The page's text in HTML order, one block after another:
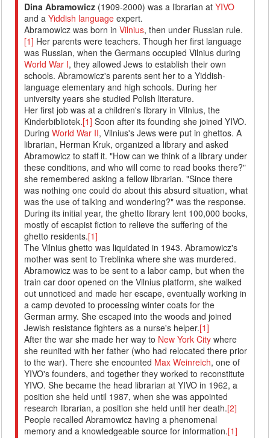
Dina Abramowicz (1909-2000) was a librarian atYIVO
and aYiddish language expert.
Abramowicz was born inVilnius, then under Russian rule.
[1] Her parents were teachers. Though her first language
was Russian, when the Germans occupied Vilnius during
World War I, they allowed Jews to establish their own
schools. Abramowicz's parents sent her to a Yiddish-
language elementary and high schools. During her
university years she studied Polish literature.
Her first job was at a children's library in Vilnius, the
Kinderbibliotek.[1] Soon after its founding she joined YIVO.
DuringWorld War II, Vilnius's Jews were put in ghettos. A
librarian, Herman Kruk, organized a library and asked
Abramowicz to staff it. "How can we think of a library under
these conditions, and who will come to read books there?"
she remembered asking a fellow librarian. "Since there
was nothing one could do about this absurd situation, what
was the use of talking and wondering?" was the response.
During its initial year, the ghetto library lent 100,000 books,
mostly of escapist fiction to relieve the suffering of the
ghetto residents.[1]
The Vilnius ghetto was liquidated in 1943. Abramowicz's
mother was sent to Treblinka where she was murdered.
Abramowicz was to be sent to a labor camp, but when the
train car door opened on the Vilnius platform, she walked
out unnoticed and made her escape, eventually working in
a camp devoted to processing winter coats for the
German army. She escaped into the woods and joined
Jewish resistance fighters as a nurse's helper.[1]
After the war she made her way to New York City where
she reunited with her father (who had relocated there prior
to the war). There she encounted Max Weinreich, one of
YIVO's founders, and together they worked to reconstitute
YIVO. She became the head librarian at YIVO in 1962, a
position she held until 1987, when she was appointed
research librarian, a position she held until her death.[2]
People recalled Abramowicz having a phenomenal
memory and a knowledgeable source for information.[1]